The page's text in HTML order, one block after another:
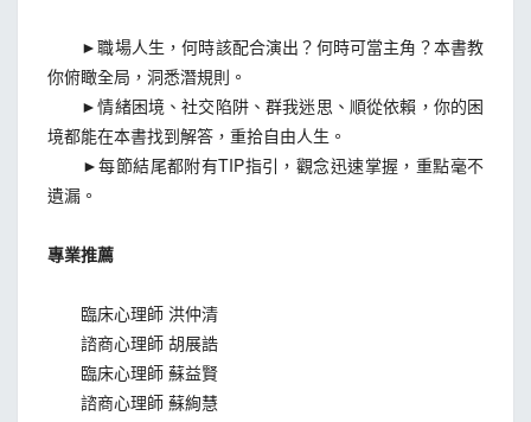
►職場人生，何時該配合演出？何時可當主角？本書教
你俯瞰全局，洞悉潛規則。
►情緒困境、社交陷阱、群我迷思、順從依賴，你的困
境都能在本書找到解答，重拾自由人生。
►每節結尾都附有TIP指引，觀念迅速掌握，重點毫不
遺漏。
專業推薦
臨床心理師 洪仲清
諮商心理師 胡展誥
臨床心理師 蘇益賢
諮商心理師 蘇絢慧